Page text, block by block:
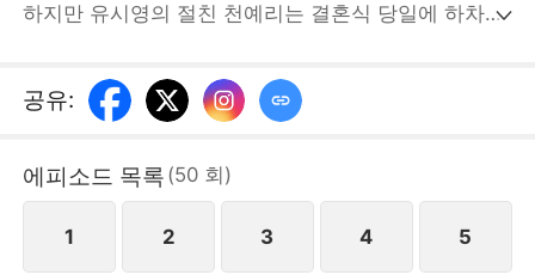
하지만 유시영의 절친 천예리는 결혼식 당일에 하차금
엄마 안희연이 고가의 예물을 들고 나타났지만, 유시영
과 천예리는 예물이 가짜라는 의심이 들어 무례한 짓을
신분을 증명하자 유시영은 그제야 후회막심한다. 하지
만 마음이 내키지 않아 거짓말로 여론을 몰아 진하준을
공격하고 안희연은 증거를 수집하여 경찰에 신고한다.
공유:
에피소드 목록 (50 회 )
1 2 3 4 5